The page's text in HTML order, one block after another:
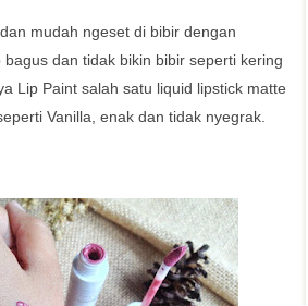
mudah ngeset di bibir dengan
dan tidak bikin bibir seperti kering
Lip Paint salah satu liquid lipstick matte
Vanilla, enak dan tidak nyegrak.